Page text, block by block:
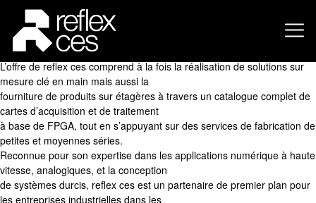
A la recherche d’un nouveau challenge ?
reflex ces, société leader dans la conception et la fabrication de cartes
et systèmes électroniques complexes
à base de FPGA, recherche un
L’offre de reflex ces comprend à la fois la réalisation de solutions sur
mesure clé en main mais aussi la
fourniture de produits sur étagères à travers un catalogue complet de
cartes d’acquisition et de traitement
à base de FPGA, tout en s’appuyant sur des services de fabrication de
petites et moyennes séries.
Reconnue pour son expertise dans les applications numérique à haute
vitesse, analogiques, et la conception
de systèmes durcis, reflex ces est un partenaire de premier plan pour
les entreprises industrielles dans les